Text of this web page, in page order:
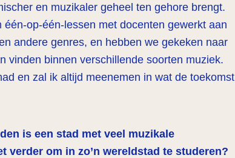
en muzikaler geheel ten gehore brengt.
één-op-één-lessen met docenten gewerkt aan
andere genres, en hebben we gekeken naar
vinden binnen verschillende soorten muziek.
en zal ik altijd meenemen in wat de toekomst
is een stad met veel muzikale
verder om in zo’n wereldstad te studeren?